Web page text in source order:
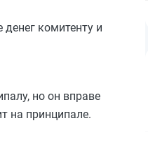
комитенту и
но он вправе
на принципале.